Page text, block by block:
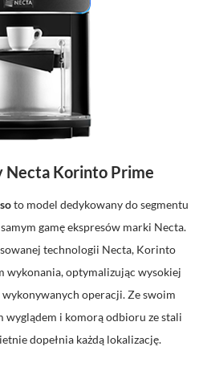
Necta Korinto Prime
to model dedykowany do segmentu
gamę ekspresów marki Necta.
technologii Necta, Korinto
wykonania, optymalizując wysokiej
wykonywanych operacji. Ze swoim
wyglądem i komorą odbioru ze stali
dopełnia każdą lokalizację.